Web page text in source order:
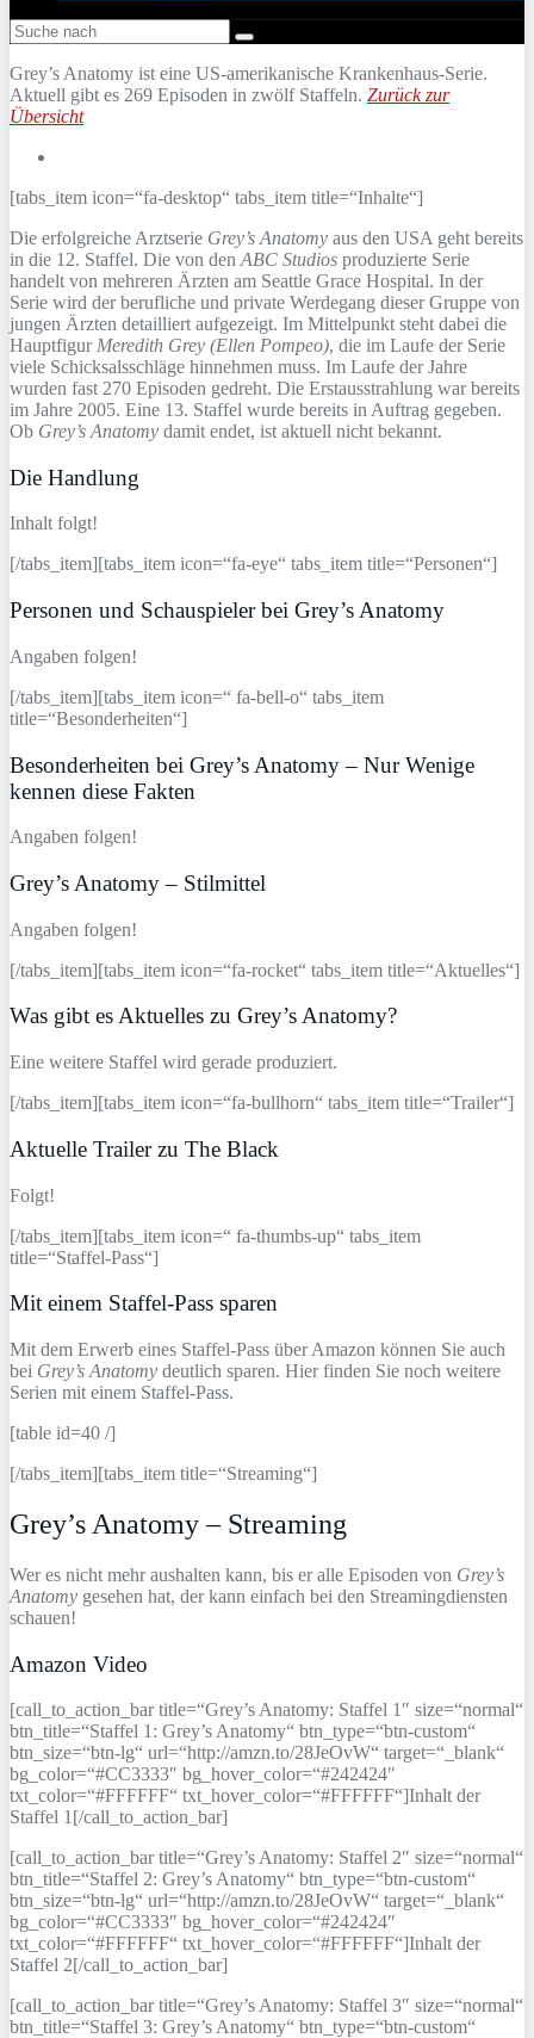
Grey’s Anatomy ist eine US-amerikanische Krankenhaus-Serie.
Aktuell gibt es 269 Episoden in zwölf Staffeln. Zurück zur
Übersicht
[tabs_item icon=“fa-desktop“ tabs_item title=“Inhalte“]
Die erfolgreiche Arztserie Grey’s Anatomy aus den USA geht bereits
in die 12. Staffel. Die von den ABC Studios produzierte Serie
handelt von mehreren Ärzten am Seattle Grace Hospital. In der
Serie wird der berufliche und private Werdegang dieser Gruppe von
jungen Ärzten detailliert aufgezeigt. Im Mittelpunkt steht dabei die
Hauptfigur Meredith Grey (Ellen Pompeo), die im Laufe der Serie
viele Schicksalsschläge hinnehmen muss. Im Laufe der Jahre
wurden fast 270 Episoden gedreht. Die Erstausstrahlung war bereits
im Jahre 2005. Eine 13. Staffel wurde bereits in Auftrag gegeben.
Ob Grey’s Anatomy damit endet, ist aktuell nicht bekannt.
Die Handlung
Inhalt folgt!
[/tabs_item][tabs_item icon=“fa-eye“ tabs_item title=“Personen“]
Personen und Schauspieler bei Grey’s Anatomy
Angaben folgen!
[/tabs_item][tabs_item icon=“ fa-bell-o“ tabs_item
title=“Besonderheiten“]
Besonderheiten bei Grey’s Anatomy – Nur Wenige
kennen diese Fakten
Angaben folgen!
Grey’s Anatomy – Stilmittel
Angaben folgen!
[/tabs_item][tabs_item icon=“fa-rocket“ tabs_item title=“Aktuelles“]
Was gibt es Aktuelles zu Grey’s Anatomy?
Eine weitere Staffel wird gerade produziert.
[/tabs_item][tabs_item icon=“fa-bullhorn“ tabs_item title=“Trailer“]
Aktuelle Trailer zu The Black
Folgt!
[/tabs_item][tabs_item icon=“ fa-thumbs-up“ tabs_item
title=“Staffel-Pass“]
Mit einem Staffel-Pass sparen
Mit dem Erwerb eines Staffel-Pass über Amazon können Sie auch
bei Grey’s Anatomy deutlich sparen. Hier finden Sie noch weitere
Serien mit einem Staffel-Pass.
[table id=40 /]
[/tabs_item][tabs_item title=“Streaming“]
Grey’s Anatomy – Streaming
Wer es nicht mehr aushalten kann, bis er alle Episoden von Grey’s
Anatomy gesehen hat, der kann einfach bei den Streamingdiensten
schauen!
Amazon Video
[call_to_action_bar title=“Grey’s Anatomy: Staffel 1″ size=“normal“
btn_title=“Staffel 1: Grey’s Anatomy“ btn_type=“btn-custom“
btn_size=“btn-lg“ url=“http://amzn.to/28JeOvW“ target=“_blank“
bg_color=“#CC3333″ bg_hover_color=“#242424″
txt_color=“#FFFFFF“ txt_hover_color=“#FFFFFF“]Inhalt der
Staffel 1[/call_to_action_bar]
[call_to_action_bar title=“Grey’s Anatomy: Staffel 2″ size=“normal“
btn_title=“Staffel 2: Grey’s Anatomy“ btn_type=“btn-custom“
btn_size=“btn-lg“ url=“http://amzn.to/28JeOvW“ target=“_blank“
bg_color=“#CC3333″ bg_hover_color=“#242424″
txt_color=“#FFFFFF“ txt_hover_color=“#FFFFFF“]Inhalt der
Staffel 2[/call_to_action_bar]
[call_to_action_bar title=“Grey’s Anatomy: Staffel 3″ size=“normal“
btn_title=“Staffel 3: Grey’s Anatomy“ btn_type=“btn-custom“